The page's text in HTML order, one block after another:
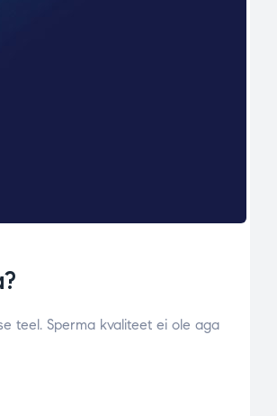
teel. Sperma kvaliteet ei ole aga